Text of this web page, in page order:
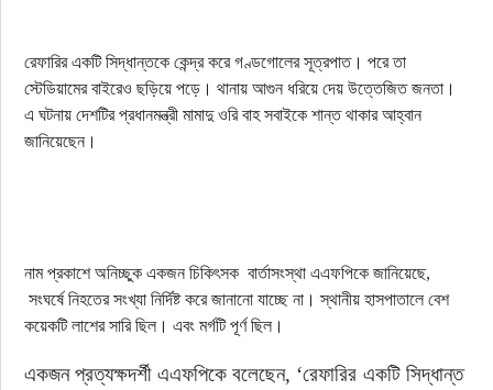
রেফারির একটি সিদ্ধান্তকে কেন্দ্র করে গণ্ডগোলের সূত্রপাত। পরে তা
স্টেডিয়ামের বাইরেও ছড়িয়ে পড়ে। থানায় আগুন ধরিয়ে দেয় উত্তেজিত জনতা।
এ ঘটনায় দেশটির প্রধানমন্ত্রী মামাদু ওরি বাহ সবাইকে শান্ত থাকার আহ্বান
জানিয়েছেন।
নাম প্রকাশে অনিচ্ছুক একজন চিকিৎসক বার্তাসংস্থা এএফপিকে জানিয়েছে,
সংঘর্ষে নিহতের সংখ্যা নির্দিষ্ট করে জানানো যাচ্ছে না। স্থানীয় হাসপাতালে বেশ
কয়েকটি লাশের সারি ছিল। এবং মর্গটি পূর্ণ ছিল।
একজন প্রত্যক্ষদর্শী এএফপিকে বলেছেন, ‘রেফারির একটি সিদ্ধান্ত